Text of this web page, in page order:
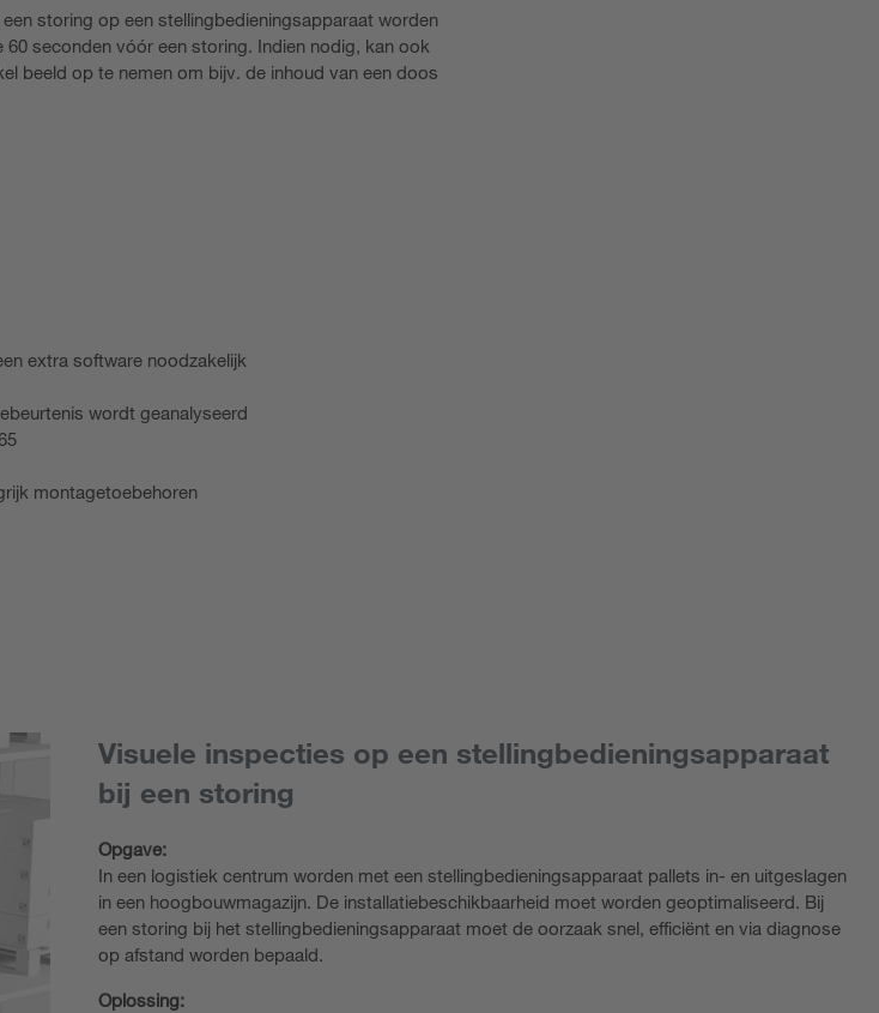
storing op een stellingbedieningsapparaat worden
seconden vóór een storing. Indien nodig, kan ook
beeld op te nemen om bijv. de inhoud van een doos
extra software noodzakelijk
wordt geanalyseerd
montagetoebehoren
Visuele inspecties op een stellingbedieningsapparaat
bij een storing
Opgave:
In een logistiek centrum worden met een stellingbedieningsapparaat pallets in- en uitgeslagen
in een hoogbouwmagazijn. De installatiebeschikbaarheid moet worden geoptimaliseerd. Bij
een storing bij het stellingbedieningsapparaat moet de oorzaak snel, efficiënt en via diagnose
op afstand worden bepaald.
Oplossing: